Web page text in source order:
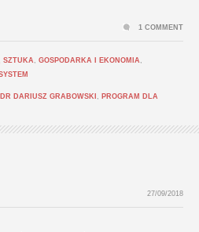
SZTUKA GOSPODARKA I EKONOMIA
DR DARIUSZ GRABOWSKI
PROGRAM DLA
1 COMMENT
27/09/2018